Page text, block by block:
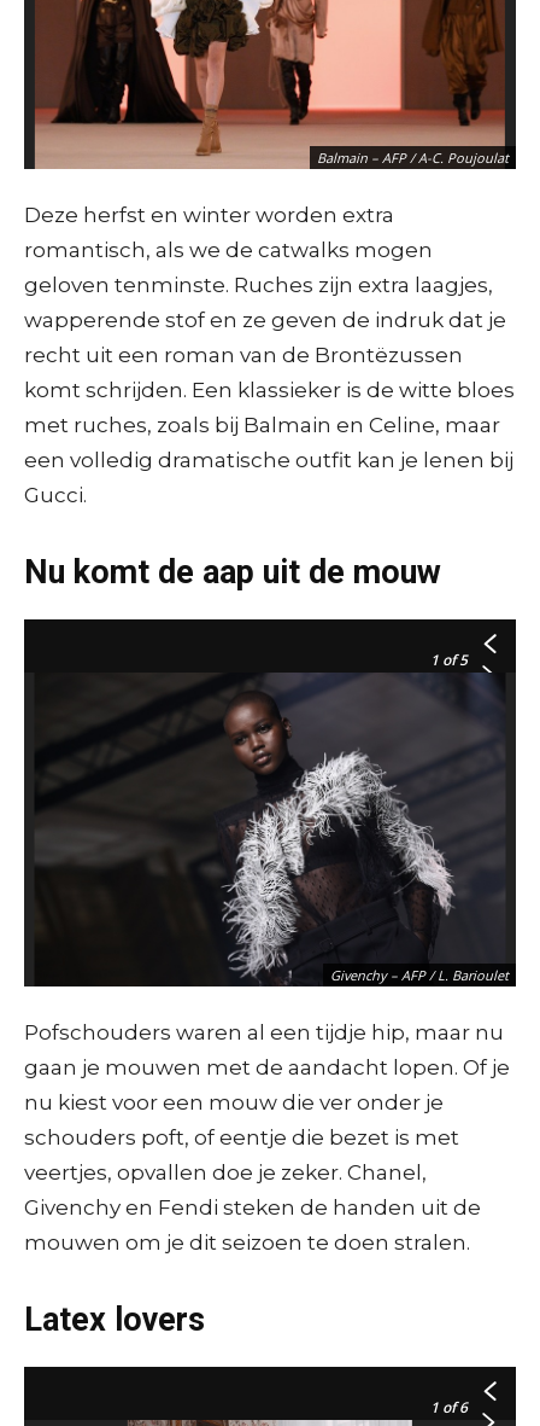
Balmain – AFP / A-C. Poujoulat
Celine – AFP / A-C. Poujoulat
Gucci – AFP / M. Medina
Deze herfst en winter worden extra
romantisch, als we de catwalks mogen
geloven tenminste. Ruches zijn extra laagjes,
wapperende stof en ze geven de indruk dat je
recht uit een roman van de Brontëzussen
komt schrijden. Een klassieker is de witte bloes
met ruches, zoals bij Balmain en Celine, maar
een volledig dramatische outfit kan je lenen bij
Gucci.
Nu komt de aap uit de mouw
1 of 5
Givenchy – AFP / L. Barioulet
Pofschouders waren al een tijdje hip, maar nu
gaan je mouwen met de aandacht lopen. Of je
nu kiest voor een mouw die ver onder je
schouders poft, of eentje die bezet is met
veertjes, opvallen doe je zeker. Chanel,
Givenchy en Fendi steken de handen uit de
mouwen om je dit seizoen te doen stralen.
Latex lovers
1 of 6